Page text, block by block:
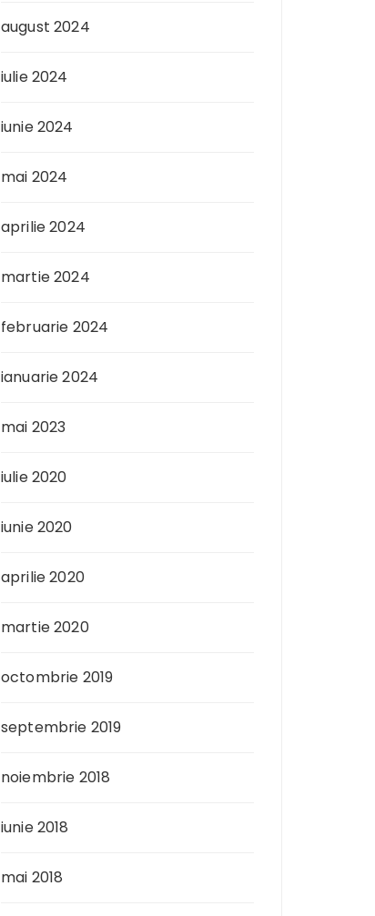
august 2024
iulie 2024
iunie 2024
mai 2024
aprilie 2024
martie 2024
februarie 2024
ianuarie 2024
mai 2023
iulie 2020
iunie 2020
aprilie 2020
martie 2020
octombrie 2019
septembrie 2019
noiembrie 2018
iunie 2018
mai 2018